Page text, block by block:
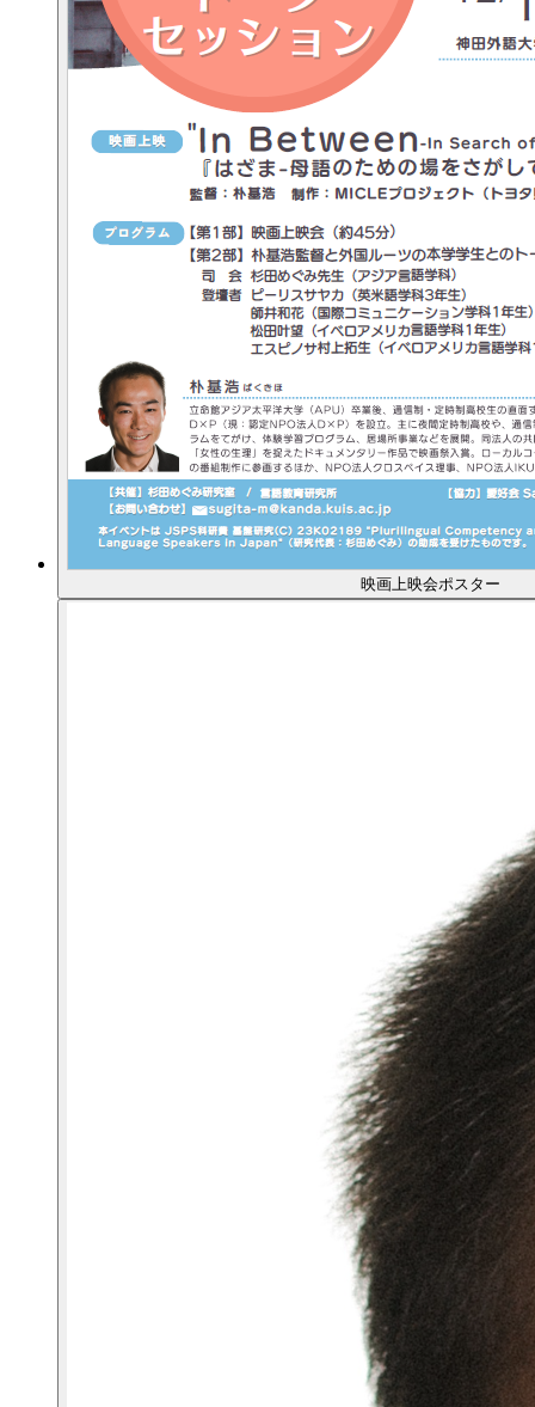
映画上映会ポスター